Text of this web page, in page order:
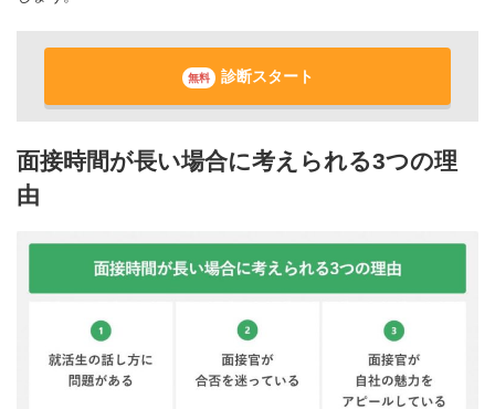
無料 診断スタート
面接時間が長い場合に考えられる3つの理
由